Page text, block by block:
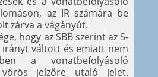
az IR számára be
zárva a vágányút.
hogy az SBB szerint az S-
irányt váltott és emiatt nem
a vonatbefolyásoló
jelzőre utaló jelet.